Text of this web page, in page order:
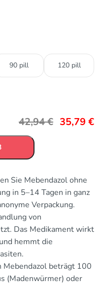
90 pill 120 pill
42,94€ 35,79 €
Sie Mebendazol ohne
in 5–14 Tagen in ganz
Verpackung.
von
Das Medikament wirkt
hemmt die
Mebendazol beträgt 100
(Madenwürmer) oder